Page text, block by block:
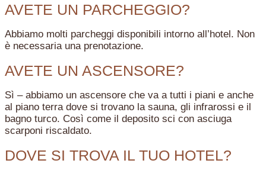
AVETE UN PARCHEGGIO?
Abbiamo molti parcheggi disponibili intorno all’hotel. Non
è necessaria una prenotazione.
AVETE UN ASCENSORE?
Sì – abbiamo un ascensore che va a tutti i piani e anche
al piano terra dove si trovano la sauna, gli infrarossi e il
bagno turco. Così come il deposito sci con asciuga
scarponi riscaldato.
DOVE SI TROVA IL TUO HOTEL?